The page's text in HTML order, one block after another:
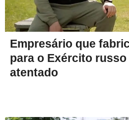
Empresário que
para o Exército russo
atentado